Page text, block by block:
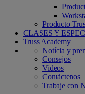
Producto
CLASES Y
Truss Academy
Notícia y
Consejos
Videos
Contáctenos
Trabaje con